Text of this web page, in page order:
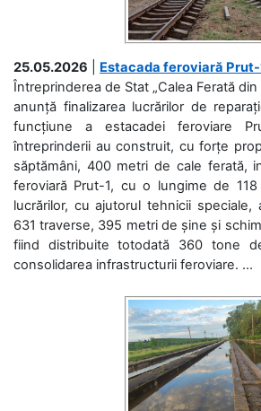
25.05.2026
Estacada feroviară
Întreprinderea de Stat „Calea Ferată din
anunță finalizarea lucrărilor de
funcțiune a estacadei feroviare
întreprinderii au construit, cu forțe
săptămâni, 400 metri de cale ferată,
feroviară Prut-1, cu o lungime de
lucrărilor, cu ajutorul tehnicii speciale,
631 traverse, 395 metri de șine și
fiind distribuite totodată 360 tone
consolidarea infrastructurii feroviare. ...